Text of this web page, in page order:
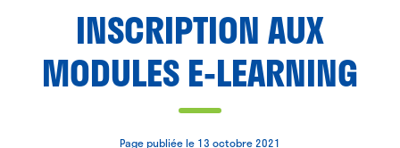
INSCRIPTION AUX
MODULES E-LEARNING
Page publiée le 13 octobre 2021